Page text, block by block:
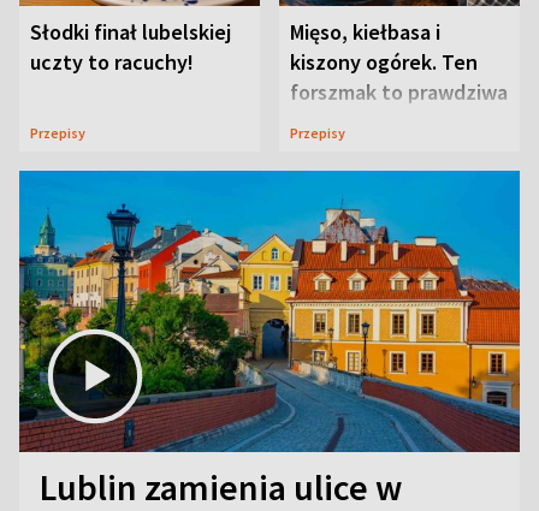
Słodki finał lubelskiej
uczty to racuchy!
Przepisy
Mięso, kiełbasa i
kiszony ogórek. Ten
forszmak to prawdziwa
uczta
Przepisy
Lublin zamienia ulice w